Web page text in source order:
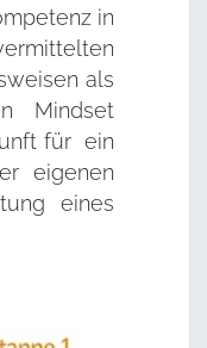
in
als
Mindset
für ein
eigenen
eines